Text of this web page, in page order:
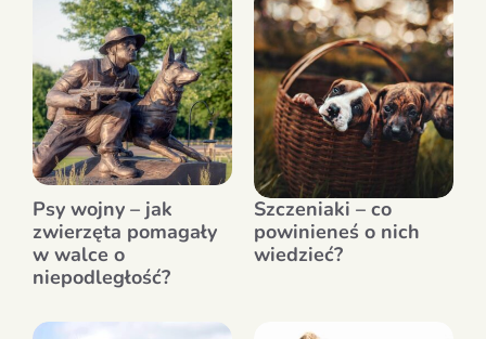
Psy wojny – jak
zwierzęta pomagały
w walce o
niepodległość?
Szczeniaki – co
powinieneś o nich
wiedzieć?